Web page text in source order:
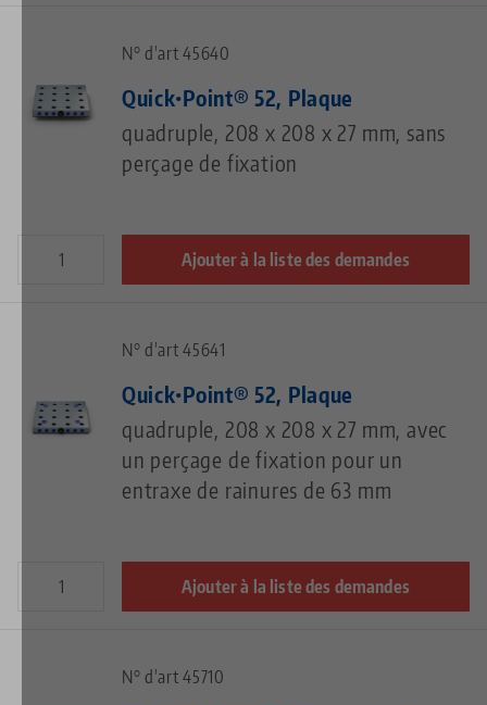
N° d'art 45640
Quick•Point® 52, Plaque
quadruple, 208 x 208 x 27 mm, sans
perçage de fixation
Ajouter à la liste des demandes
N° d'art 45641
Quick•Point® 52, Plaque
quadruple, 208 x 208 x 27 mm, avec
un perçage de fixation pour un
entraxe de rainures de 63 mm
Ajouter à la liste des demandes
N° d'art 45710